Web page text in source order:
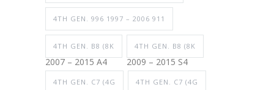
4TH GEN. 996 1997 – 2006 911
4TH GEN. B8 (8K
2007 – 2015 A4
4TH GEN. B8 (8K
2009 – 2015 S4
4TH GEN. C7 (4G 4TH GEN. C7 (4G